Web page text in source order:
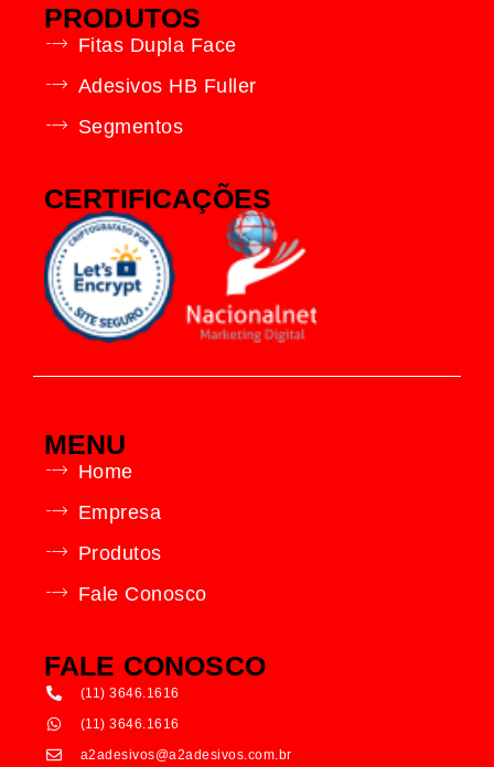
PRODUTOS
Fitas Dupla Face
Adesivos HB Fuller
Segmentos
CERTIFICAÇÕES
MENU
Home
Empresa
Produtos
Fale Conosco
FALE CONOSCO
(11) 3646.1616
(11) 3646.1616
a2adesivos@a2adesivos.com.br